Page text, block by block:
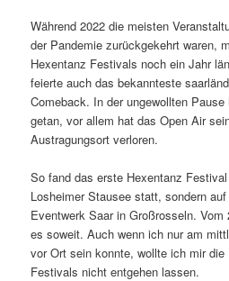
Während 2022 die meisten
der Pandemie zurückgekehrt waren,
Hexentanz Festivals noch ein Jahr
feierte auch das bekannteste
Comeback. In der ungewollten
getan, vor allem hat das Open Air
Austragungsort verloren.
So fand das erste Hexentanz
Losheimer Stausee statt, sondern
Eventwerk Saar in Großrosseln.
es soweit. Auch wenn ich nur am
vor Ort sein konnte, wollte ich mir
Festivals nicht entgehen lassen.